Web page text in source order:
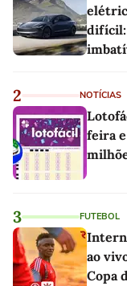
difícil:
2 NOTÍCIAS
feira
3 FUTEBOL
ao
Copa